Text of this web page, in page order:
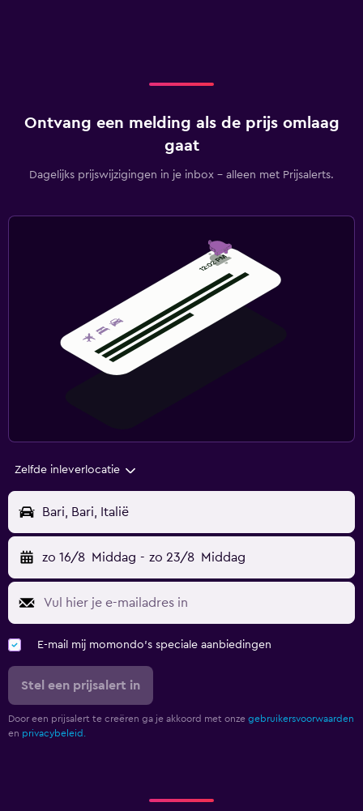
Ontvang een melding als de prijs omlaag
gaat
Dagelijks prijswijzigingen in je inbox - alleen met Prijsalerts.
Zelfde inleverlocatie
Bari, Bari, Italië
zo 16/8 Middag - zo 23/8 Middag
E-mail mij momondo's speciale aanbiedingen
Stel een prijsalert in
Door een prijsalert te creëren ga je akkoord met onze gebruikersvoorwaarden
en privacybeleid.